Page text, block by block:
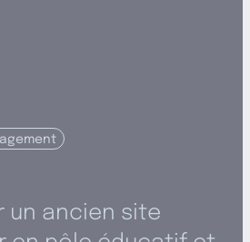
un ancien site